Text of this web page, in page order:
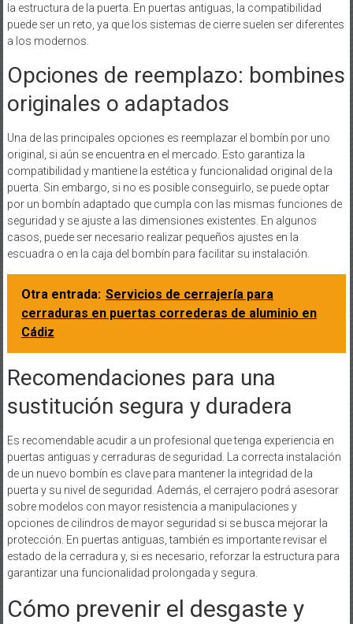
la estructura de la puerta. En puertas antiguas, la compatibilidad
puede ser un reto, ya que los sistemas de cierre suelen ser diferentes
a los modernos.
Opciones de reemplazo: bombines
originales o adaptados
Una de las principales opciones es reemplazar el bombín por uno
original, si aún se encuentra en el mercado. Esto garantiza la
compatibilidad y mantiene la estética y funcionalidad original de la
puerta. Sin embargo, si no es posible conseguirlo, se puede optar
por un bombín adaptado que cumpla con las mismas funciones de
seguridad y se ajuste a las dimensiones existentes. En algunos
casos, puede ser necesario realizar pequeños ajustes en la
escuadra o en la caja del bombín para facilitar su instalación.
Otra entrada: Servicios de cerrajería para
cerraduras en puertas correderas de aluminio en
Cádiz
Recomendaciones para una
sustitución segura y duradera
Es recomendable acudir a un profesional que tenga experiencia en
puertas antiguas y cerraduras de seguridad. La correcta instalación
de un nuevo bombín es clave para mantener la integridad de la
puerta y su nivel de seguridad. Además, el cerrajero podrá asesorar
sobre modelos con mayor resistencia a manipulaciones y
opciones de cilindros de mayor seguridad si se busca mejorar la
protección. En puertas antiguas, también es importante revisar el
estado de la cerradura y, si es necesario, reforzar la estructura para
garantizar una funcionalidad prolongada y segura.
Cómo prevenir el desgaste y